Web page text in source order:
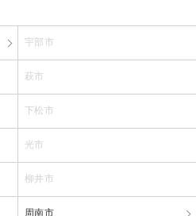
宇部市
萩市
下松市
光市
柳井市
周南市